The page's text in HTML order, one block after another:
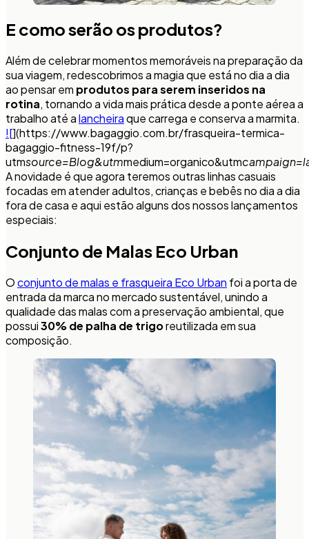
E como serão os produtos?
Além de celebrar momentos memoráveis na preparação da
sua viagem, redescobrimos a magia que está no dia a dia
ao pensar em produtos para serem inseridos na
rotina, tornando a vida mais prática desde a ponte aérea a
trabalho até alancheiraque carrega e conserva a marmita.
![](https://www.bagaggio.com.br/frasqueira-termica-
bagaggio-fitness-19f/p?
utmsource=Blog&utmmedium=organico&utm
A novidade é que agora teremos outras linhas casuais
focadas em atender adultos, crianças e bebês no dia a dia
fora de casa e aqui estão alguns dos nossos lançamentos
especiais:
Conjunto de Malas Eco Urban
Oconjunto de malas e frasqueira Eco Urban foi a porta de
entrada da marca no mercado sustentável, unindo a
qualidade das malas com a preservação ambiental, que
possui30% de palha de trigoreutilizada em sua
composição.